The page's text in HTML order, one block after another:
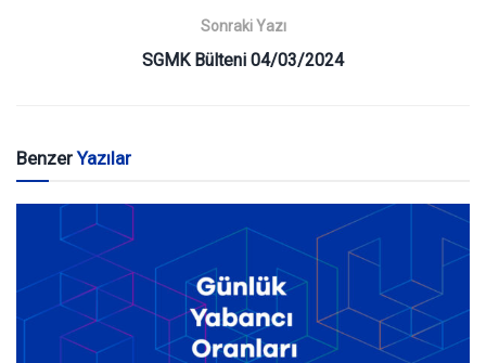
Sonraki Yazı
SGMK Bülteni 04/03/2024
BenzerYazılar